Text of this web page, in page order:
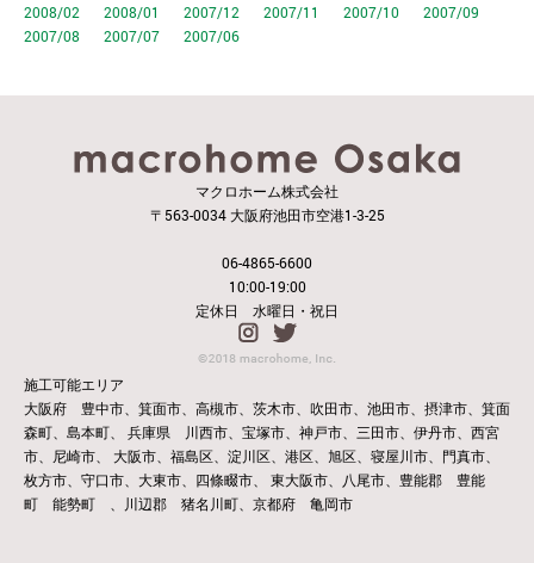
2008/02
2008/01 2007/12 2007/11 2007/10
2007/09
2007/08
2007/07 2007/06
マクロホーム株式会社
〒563-0034 大阪府池田市空港1-3-25
06-4865-6600
10:00-19:00
定休日 水曜日・祝日
施工可能エリア
大阪府 豊中市、箕面市、高槻市、茨木市、吹田市、池田市、摂津市、箕面
森町、島本町、
兵庫県 川西市、宝塚市、神戸市、三田市、伊丹市、西宮
市、尼崎市、
大阪市、福島区、淀川区、港区、旭区、寝屋川市、門真市、
枚方市、守口市、大東市、四條畷市、
東大阪市、八尾市、豊能郡 豊能
町 能勢町 、川辺郡 猪名川町、京都府 亀岡市